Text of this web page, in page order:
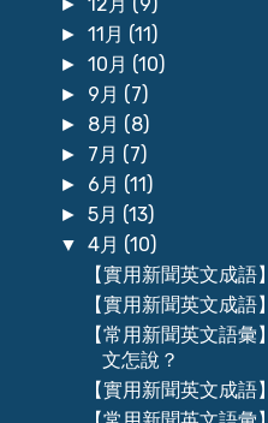
►
►11月 (11)
►10月 (10)
► 9月 (7)
► 8月 (8)
► 7月 (7)
► 6月 (11)
►5月 (13)
▼4月 (10)
【實用新聞英文成
【實用新聞英文成
【常用新聞英文語
文怎說？
【實用新聞英文成